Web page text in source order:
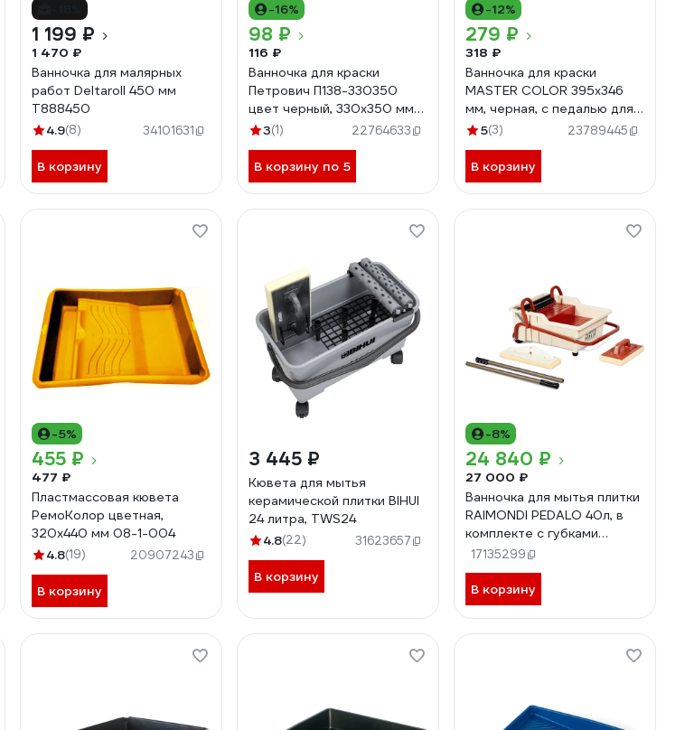
1 199 ₽
1 470 ₽
Ванночка для малярных
работ Deltaroll 450 мм
T888450
4.9(8) 34101631
В корзину
-16%
98 ₽
116 ₽
Ванночка для краски
Петрович П138-330350
цвет черный, 330х350 мм
4100012601
3(1) 22764633
В корзину по 5
-12%
279 ₽
318 ₽
Ванночка для краски
MASTER COLOR 395x346
мм, черная, с педалью для
фиксации 30-1324
5(3) 23789445
В корзину
-5%
455 ₽
477 ₽
Пластмассовая кювета
РемоКолор цветная,
320x440 мм 08-1-004
4.8(19) 20907243
В корзину
3 445 ₽
Кювета для мытья
керамической плитки BIHUI
24 литра, TWS24
4.8(22) 31623657
В корзину
-8%
24 840 ₽
27 000 ₽
Ванночка для мытья плитки
RAIMONDI PEDALO 40л, в
комплекте с губками
356NSWEE
17135299
В корзину